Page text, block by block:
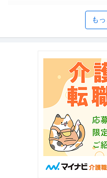
年収1000万円も可能×土日祝
マネジメント業務
上野グループホールディングス株
月給47万円〜62.5万円
【年収1000万円も可能×土日祝休
ント業務 【高収入！稼ぐな…続き
法務・コンプライアンス ／
ドローン・3Dレーザースキャ
創業90年の強固なグループ基
休2日（土日祝）
ひかり司法書士法人
土日休み 高収入
年収800万円〜1,000万円
【職種】管理＞法務・コンプライ
どに応じ、当該求人をビズリ …続き
も